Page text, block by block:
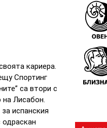
кариера.
Спортинг
са втори с
на Лисабон.
испанския